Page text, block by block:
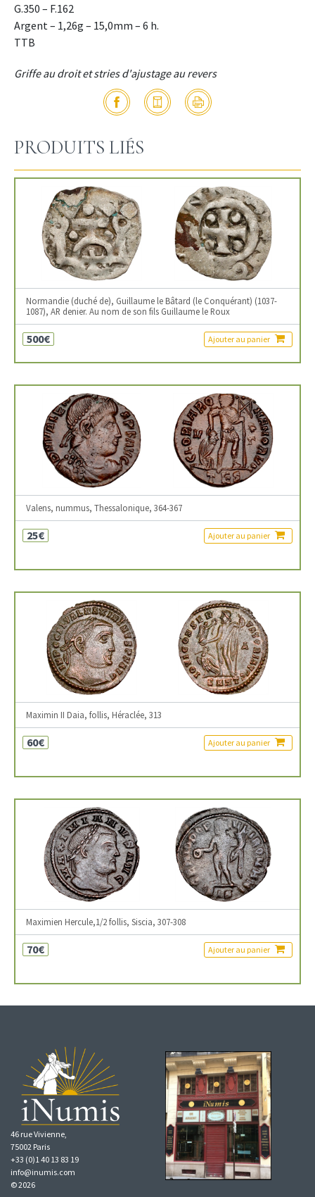
G.350 – F.162
Argent – 1,26g – 15,0mm – 6 h.
TTB
Griffe au droit et stries d'ajustage au revers
PRODUITS LIÉS
Normandie (duché de), Guillaume le Bâtard (le Conquérant) (1037-
1087), AR denier. Au nom de son fils Guillaume le Roux
500€ Ajouter au panier
Valens, nummus, Thessalonique, 364-367
25€ Ajouter au panier
Maximin II Daia, follis, Héraclée, 313
60€ Ajouter au panier
Maximien Hercule,1/2 follis, Siscia, 307-308
70€ Ajouter au panier
46 rue Vivienne,
75002 Paris
+33 (0)1 40 13 83 19
info@inumis.com
© 2026